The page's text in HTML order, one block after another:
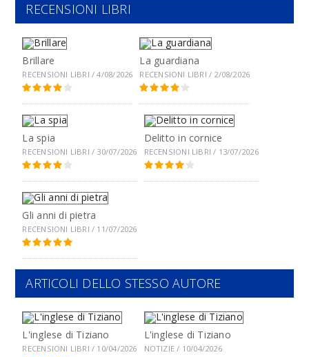
RECENSIONI LIBRI
Brillare
RECENSIONI LIBRI / 4/08/2026
La guardiana
RECENSIONI LIBRI / 2/08/2026
La spia
RECENSIONI LIBRI / 30/07/2026
Delitto in cornice
RECENSIONI LIBRI / 13/07/2026
Gli anni di pietra
RECENSIONI LIBRI / 11/07/2026
ARTICOLI DELLO STESSO AUTORE
L'inglese di Tiziano
RECENSIONI LIBRI / 10/04/2026
L'inglese di Tiziano
NOTIZIE / 10/04/2026